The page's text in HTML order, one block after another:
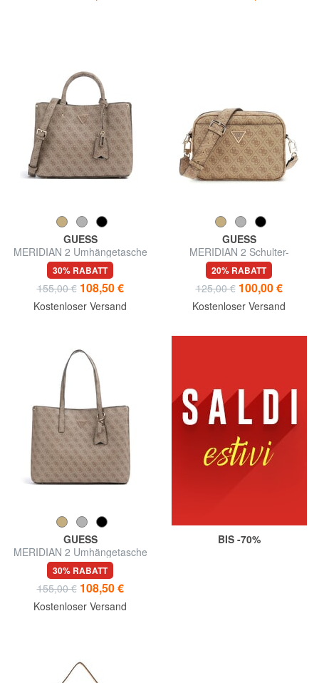
GUESS
MERIDIAN 2 Umhängetasche
30% RABATT
155,00 € 108,50 €
Kostenloser Versand
GUESS
MERIDIAN 2 Schulter-
Kameratasche
20% RABATT
125,00 € 100,00 €
Kostenloser Versand
GUESS
MERIDIAN 2 Umhängetasche
30% RABATT
155,00 € 108,50 €
Kostenloser Versand
BIS -70%